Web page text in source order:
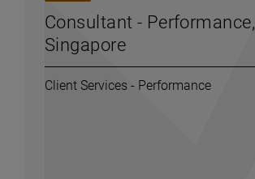
Consultant - Performance,
Singapore
Client Services - Performance